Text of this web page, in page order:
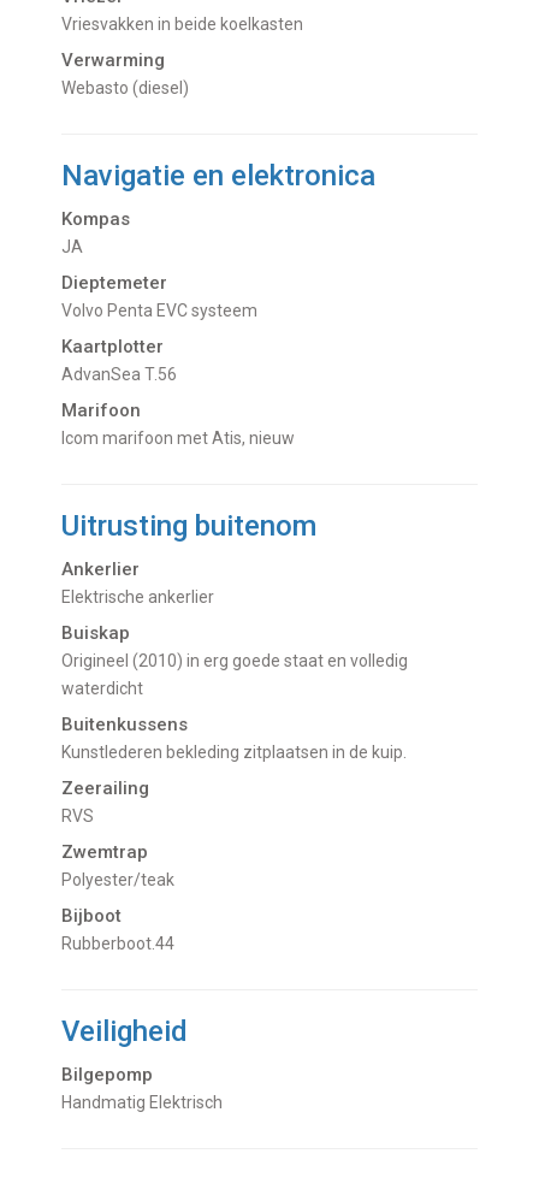
Vriesvakken in beide koelkasten
Verwarming
Webasto (diesel)
Navigatie en elektronica
Kompas
JA
Dieptemeter
Volvo Penta EVC systeem
Kaartplotter
AdvanSea T.56
Marifoon
Icom marifoon met Atis, nieuw
Uitrusting buitenom
Ankerlier
Elektrische ankerlier
Buiskap
Origineel (2010) in erg goede staat en volledig
waterdicht
Buitenkussens
Kunstlederen bekleding zitplaatsen in de kuip.
Zeerailing
RVS
Zwemtrap
Polyester/teak
Bijboot
Rubberboot.44
Veiligheid
Bilgepomp
Handmatig Elektrisch